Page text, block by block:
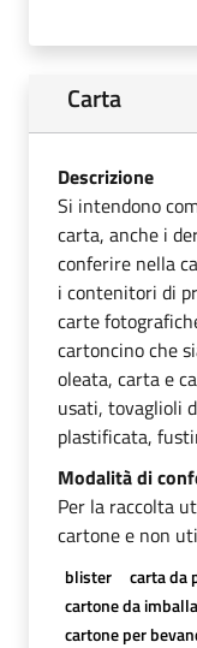
Carta
Descrizione
Si intendono
carta, anche i
conferire nella
i contenitori di
carte
cartoncino che
oleata, carta e
usati, tovaglioli
plastificata,
Modalità di
Per la raccolta
cartone e non
blister carta da
cartone da
cartone per